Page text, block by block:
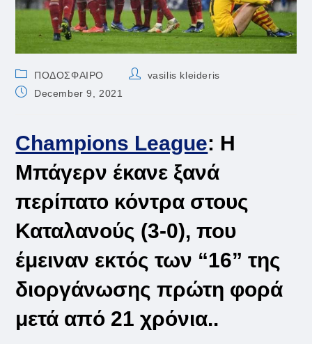
Post
category:
ΠΟΔΟΣΦΑΙΡΟ
Postvasilis kleideris
PostDecember 9, 2021
Champions League: Η
Μπάγερν έκανε ξανά
περίπατο κόντρα στους
Καταλανούς (3-0), που
έμειναν εκτός των “16” της
διοργάνωσης πρώτη φορά
μετά από 21 χρόνια..